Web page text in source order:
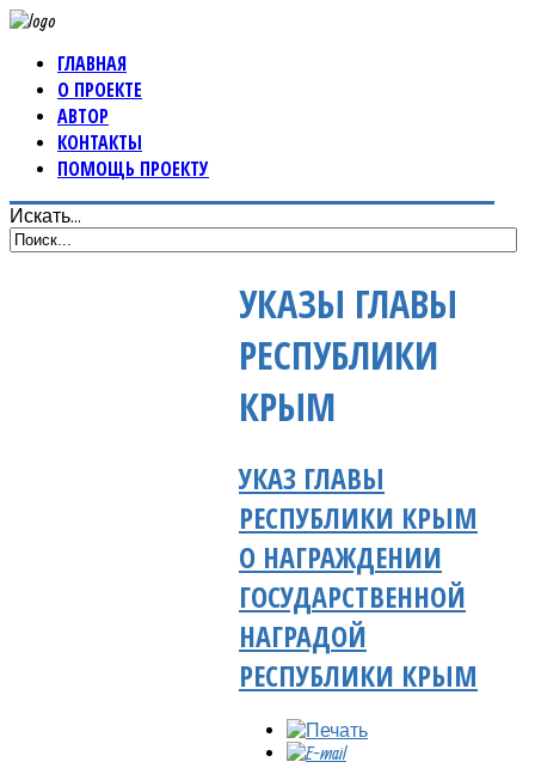
ГЛАВНАЯ
О ПРОЕКТЕ
АВТОР
КОНТАКТЫ
ПОМОЩЬ ПРОЕКТУ
Искать...
УКАЗЫ ГЛАВЫ
РЕСПУБЛИКИ
КРЫМ
УКАЗ ГЛАВЫ
РЕСПУБЛИКИ КРЫМ
О НАГРАЖДЕНИИ
ГОСУДАРСТВЕННОЙ
НАГРАДОЙ
РЕСПУБЛИКИ КРЫМ